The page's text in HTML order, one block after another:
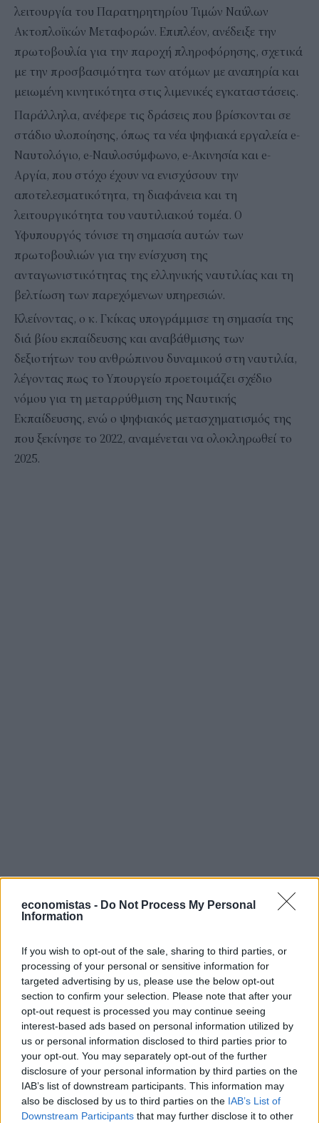
economistas - Do Not Process My Personal
Information
If you wish to opt-out of the sale, sharing to third parties, or
processing of your personal or sensitive information for
targeted advertising by us, please use the below opt-out
section to confirm your selection. Please note that after your
opt-out request is processed you may continue seeing
interest-based ads based on personal information utilized by
us or personal information disclosed to third parties prior to
your opt-out. You may separately opt-out of the further
disclosure of your personal information by third parties on the
IAB’s list of downstream participants. This information may
also be disclosed by us to third parties on the IAB’s List of
Downstream Participants that may further disclose it to other
λειτουργία του Παρατηρητηρίου Τιμών Ναύλων
Ακτοπλοϊκών Μεταφορών. Επιπλέον, ανέδειξε την
πρωτοβουλία για την παροχή πληροφόρησης, σχετικά
με την προσβασιμότητα των ατόμων με αναπηρία και
μειωμένη κινητικότητα στις λιμενικές εγκαταστάσεις.
Παράλληλα, ανέφερε τις δράσεις που βρίσκονται σε
στάδιο υλοποίησης, όπως τα νέα ψηφιακά εργαλεία e-
Ναυτολόγιο, e-Ναυλοσύμφωνο, e-Ακινησία και e-
Αργία, που στόχο έχουν να ενισχύσουν την
αποτελεσματικότητα, τη διαφάνεια και τη
λειτουργικότητα του ναυτιλιακού τομέα. Ο
Υφυπουργός τόνισε τη σημασία αυτών των
πρωτοβουλιών για την ενίσχυση της
ανταγωνιστικότητας της ελληνικής ναυτιλίας και τη
βελτίωση των παρεχόμενων υπηρεσιών.
Κλείνοντας, ο κ. Γκίκας υπογράμμισε τη σημασία της
διά βίου εκπαίδευσης και αναβάθμισης των
δεξιοτήτων του ανθρώπινου δυναμικού στη ναυτιλία,
λέγοντας πως το Υπουργείο προετοιμάζει σχέδιο
νόμου για τη μεταρρύθμιση της Ναυτικής
Εκπαίδευσης, ενώ ο ψηφιακός μετασχηματισμός της
που ξεκίνησε το 2022, αναμένεται να ολοκληρωθεί το
2025.
μάθετε πρώτοι όλες τις ειδήσεις
Δείτε όλες τις τελευταίεςΕιδήσειςαπό την Ελλάδα και
τον Κόσμο, στο
TAGS
στεφανος γκικας
πράσινη μετάβαση Ελλάδα